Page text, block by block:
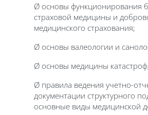
Ø основы функционирования
страховой медицины и
медицинского страхования;
Ø основы валеологии и
Ø основы медицины
Ø правила ведения учетно-
документации структурного
основные виды медицинской